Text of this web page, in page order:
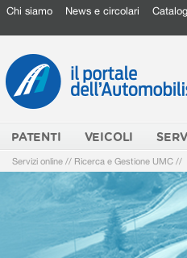
Chi siamo News e circolari
PATENTI VEICOLI
Servizi online // Ricerca e Gestione UMC //